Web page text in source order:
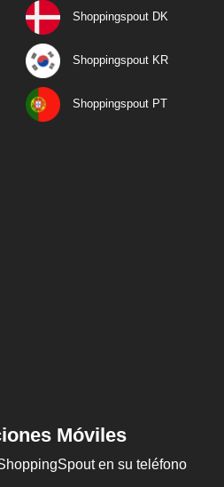
Shoppingspout DK
Shoppingspout KR
Shoppingspout PT
Móviles
en su teléfono